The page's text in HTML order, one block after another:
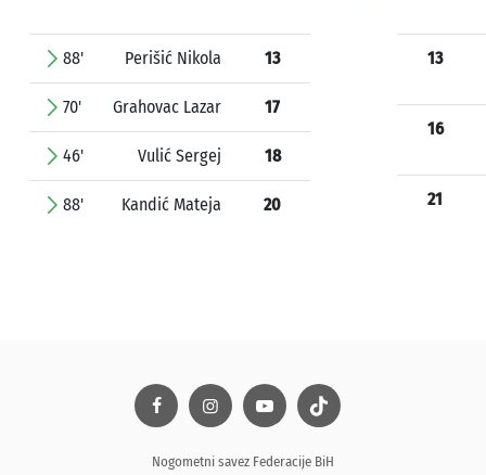
88' Perišić Nikola 13
70' Grahovac Lazar 17
46' Vulić Sergej 18
88' Kandić Mateja 20
13
16
21
Nogometni savez Federacije BiH